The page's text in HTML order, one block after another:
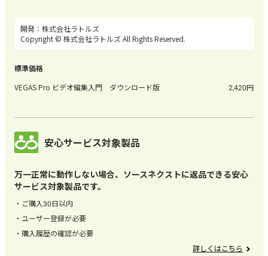
株式会社ラトルズ
Copyright © 株式会社ラトルズ All Rights Reserved.
VEGAS Pro ビデオ編集入門 ダウンロード版 2,420
安心サービス対象製品
万一正常に動作しない場合、ソースネクストに返品できる安心
サービス対象製品です。
ご購入30日以内
ユーザー登録が必要
購入履歴の確認が必要
詳しくはこちら